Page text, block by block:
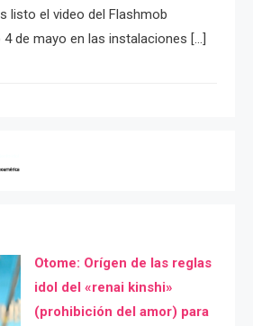
listo el video del Flashmob
de mayo en las instalaciones […]
Otome: Orígen de las reglas
idol del «renai kinshi»
(prohibición del amor) para